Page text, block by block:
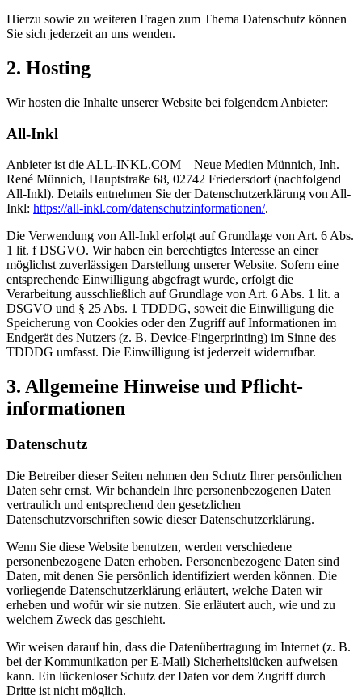
Hierzu sowie zu weiteren Fragen zum Thema Datenschutz können
Sie sich jederzeit an uns wenden.
2. Hosting
Wir hosten die Inhalte unserer Website bei folgendem Anbieter:
All-Inkl
Anbieter ist die ALL-INKL.COM – Neue Medien Münnich, Inh.
René Münnich, Hauptstraße 68, 02742 Friedersdorf (nachfolgend
All-Inkl). Details entnehmen Sie der Datenschutzerklärung von All-
Inkl: https://all-inkl.com/datenschutzinformationen/.
Die Verwendung von All-Inkl erfolgt auf Grundlage von Art. 6 Abs.
1 lit. f DSGVO. Wir haben ein berechtigtes Interesse an einer
möglichst zuverlässigen Darstellung unserer Website. Sofern eine
entsprechende Einwilligung abgefragt wurde, erfolgt die
Verarbeitung ausschließlich auf Grundlage von Art. 6 Abs. 1 lit. a
DSGVO und § 25 Abs. 1 TDDDG, soweit die Einwilligung die
Speicherung von Cookies oder den Zugriff auf Informationen im
Endgerät des Nutzers (z. B. Device-Fingerprinting) im Sinne des
TDDDG umfasst. Die Einwilligung ist jederzeit widerrufbar.
3. Allgemeine Hinweise und Pflicht­
informationen
Datenschutz
Die Betreiber dieser Seiten nehmen den Schutz Ihrer persönlichen
Daten sehr ernst. Wir behandeln Ihre personenbezogenen Daten
vertraulich und entsprechend den gesetzlichen
Datenschutzvorschriften sowie dieser Datenschutzerklärung.
Wenn Sie diese Website benutzen, werden verschiedene
personenbezogene Daten erhoben. Personenbezogene Daten sind
Daten, mit denen Sie persönlich identifiziert werden können. Die
vorliegende Datenschutzerklärung erläutert, welche Daten wir
erheben und wofür wir sie nutzen. Sie erläutert auch, wie und zu
welchem Zweck das geschieht.
Wir weisen darauf hin, dass die Datenübertragung im Internet (z. B.
bei der Kommunikation per E-Mail) Sicherheitslücken aufweisen
kann. Ein lückenloser Schutz der Daten vor dem Zugriff durch
Dritte ist nicht möglich.